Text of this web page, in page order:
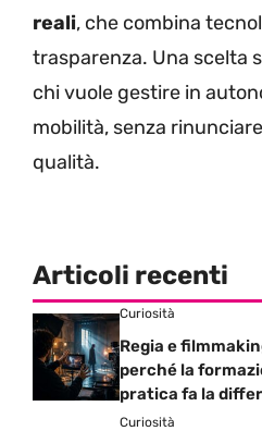
reali, che combina
trasparenza. Una scelta
chi vuole gestire in
mobilità, senza
qualità.
Articoli recenti
Curiosità
Regia e
perché la
pratica fa la
Curiosità